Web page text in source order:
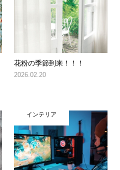
花粉の季節到来！！！
2026.02.20
インテリア